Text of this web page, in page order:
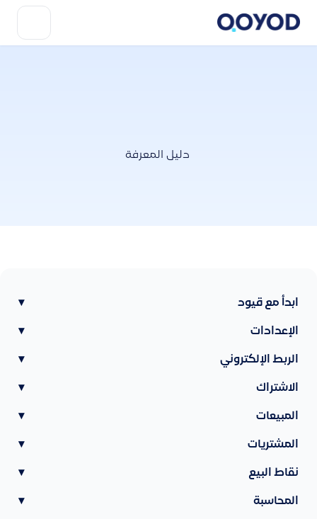
دليل المعرفة
ابدأ مع قيود ▾
الإعدادات ▾
الربط الإلكتروني ▾
الاشتراك ▾
المبيعات ▾
المشتريات ▾
نقاط البيع ▾
المحاسبة ▾